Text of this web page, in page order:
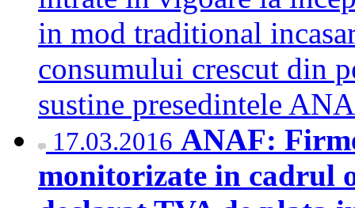
in mod traditional
consumului crescut din
sustine presedintele
17.03.2016 ANAF:
monitorizate in cadrul